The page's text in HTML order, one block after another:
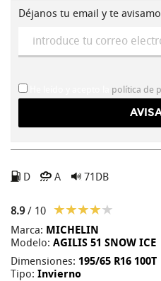
Déjanos tu email y te
política de
D A 71DB
8.9/ 10
Marca: MICHELIN
Modelo: AGILIS 51 SNOW ICE
Dimensiones: 195/65 R16 100T
Tipo: Invierno